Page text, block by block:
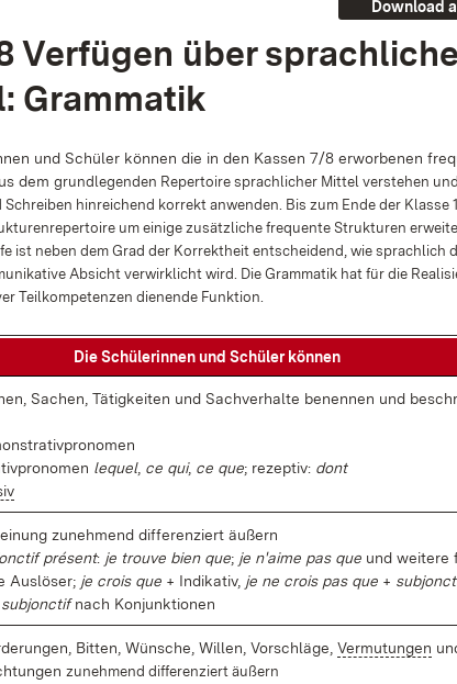
Download
Ver­fü­gen über sprach­li­che
Gram­ma­tik
und Schü­ler kön­nen die in den Kas­sen 7/8 er­wor­be­nen
dem grund­le­gen­den Re­per­toire sprach­li­cher Mit­tel ver­ste­hen
hin­rei­chend kor­rekt an­wen­den. Bis zum En­de der Klas­se
um ei­ni­ge zu­sätz­li­che fre­quen­te Struk­tu­ren
ist ne­ben dem Grad der Kor­rekt­heit ent­schei­dend, wie sprach­lich
Ab­sicht ver­wirk­licht wird. Die Gram­ma­tik hat für die
Teil­kom­pe­ten­zen die­nen­de Funk­ti­on.
Die Schü­le­rin­nen und Schü­ler kön­nen
Sa­chen, Tä­tig­kei­ten und Sach­ver­hal­te be­nen­nen und
le­quel, ce qui, ce que; re­zep­tiv: dont
zu­neh­mend dif­fe­ren­ziert äu­ßern
pré­sent: je trouve bi­en que; je n'ai­me pas que und
Aus­lö­ser; je crois que + In­di­ka­tiv, je ne crois pas que +
sub­jonc­tifnach Kon­junk­tio­nen
Bit­ten, Wün­sche, Wil­len, Vor­schlä­ge, Ver­mu­tun­gen
zu­neh­mend dif­fe­ren­ziert äu­ßern